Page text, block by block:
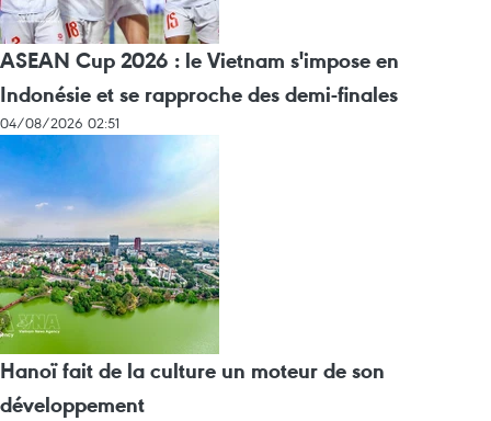
ASEAN Cup 2026 : le Vietnam s'impose en
Indonésie et se rapproche des demi-finales
04/08/2026 02:51
Hanoï fait de la culture un moteur de son
développement